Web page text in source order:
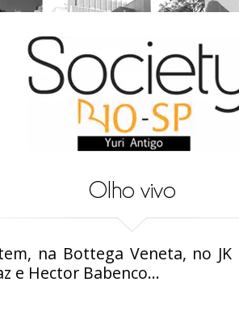
Olho vivo
na Bottega Veneta, no JK
e Hector Babenco…